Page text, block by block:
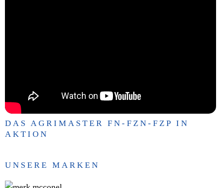
DAS AGRIMASTER FN-FZN-FZP IN
AKTION
UNSERE MARKEN